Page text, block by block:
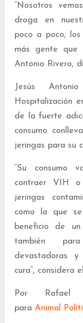
“Nosotros
droga en
poco a poco, los
más gente que
Antonio Rivero,
Jesús
Hospitalización
de la fuerte
consumo
jeringas para su
“Su consumo
contraer VIH
jeringas
como la que
beneficio de
también
devastadoras
cura”, considera
Por Rafael
para Animal